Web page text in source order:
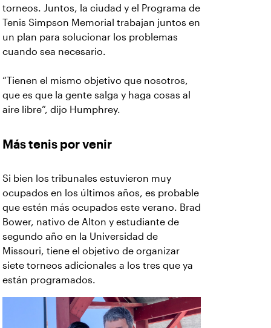
torneos. Juntos, la ciudad y el Programa de
Tenis Simpson Memorial trabajan juntos en
un plan para solucionar los problemas
cuando sea necesario.
“Tienen el mismo objetivo que nosotros,
que es que la gente salga y haga cosas al
aire libre”, dijo Humphrey.
Más tenis por venir
Si bien los tribunales estuvieron muy
ocupados en los últimos años, es probable
que estén más ocupados este verano. Brad
Bower, nativo de Alton y estudiante de
segundo año en la Universidad de
Missouri, tiene el objetivo de organizar
siete torneos adicionales a los tres que ya
están programados.